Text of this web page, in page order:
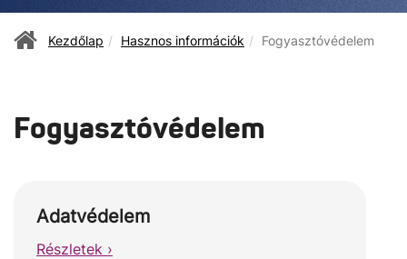
Kezdőlap Hasznos információk Fogyasztóvédelem
Fogyasztóvédelem
Adatvédelem
Részletek ›